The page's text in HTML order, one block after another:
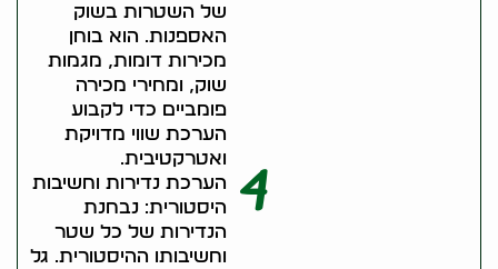
של השטרות בשוק
האספנות. הוא בוחן
מכירות דומות, מגמות
שוק, ומחירי מכירה
פומביים כדי לקבוע
הערכת שווי מדויקת
ואטרקטיבית.
4
הערכת נדירות וחשיבות
היסטורית: נבחנת
הנדירות של כל שטר
וחשיבותו ההיסטורית. גל